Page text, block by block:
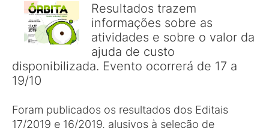
Resultados trazem
informações sobre as
atividades e sobre o valor da
ajuda de custo
disponibilizada. Evento ocorrerá de 17 a
19/10
Foram publicados os resultados dos Editais
17/2019 e 16/2019, alusivos à seleção de